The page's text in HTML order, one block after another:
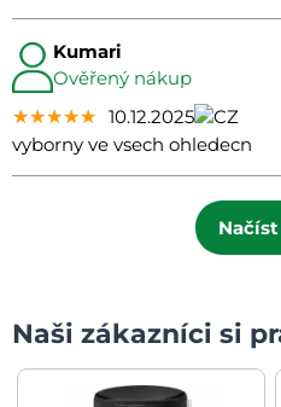
Kumari
Ověřený nákup
★★★★★
★★★★★
★★★★★ 10.12.2025
vyborny ve vsech ohledecn
Naši zákazníci si